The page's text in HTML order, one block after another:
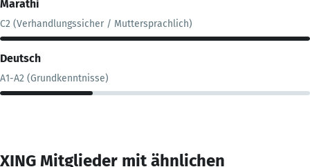
Marathi
C2 (Verhandlungssicher / Muttersprachlich)
Deutsch
A1-A2 (Grundkenntnisse)
XING Mitglieder mit ähnlichen